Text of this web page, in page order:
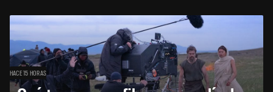
HACE 15 HORAS